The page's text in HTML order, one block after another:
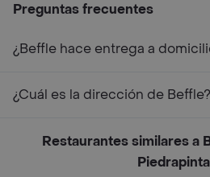
Preguntas frecuentes
¿Beffle hace entrega a
¿Cuál es la dirección de Beffle?
Restaurantes similares a